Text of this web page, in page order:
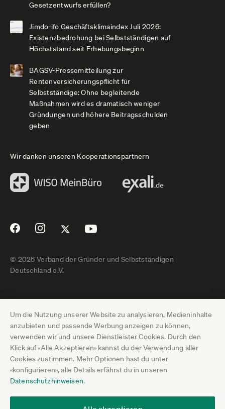
Um die Nutzung unserer Website zu analysieren, Medieninhalte
anzubieten und passende Werbung anzeigen zu können,
verwenden wir und unsere Dienstleister Cookies. Durch den
Klick auf «Alle Akzeptieren» kannst du der Verwendung aller
Cookies zustimmen. Mehr Optionen hast du unter
«konfigurieren», alle Details erfährst du in unseren
Datenschutzhinweisen.
Gesetzentwurfs erfüllen?
Jimdo-ifo Geschäftsklimaindex Juli 2026:
Existenzbedrohung bei Selbstständigen auf
Höchststand seit Erhebungsbeginn
BAGSV-Pressemitteilung zur
Rentenversicherungspflicht für
Selbstständige: Ohne begleitende
Maßnahmen wird es dramatisch weniger
Gründungen und höhere Beitragsschulden
geben
Wir danken unseren Kooperationspartnern
© 2026 Verband der Gründer und Selbstständigen
Deutschland e.V.
Impressum
Datenschutz
Pressebereich
Jobs